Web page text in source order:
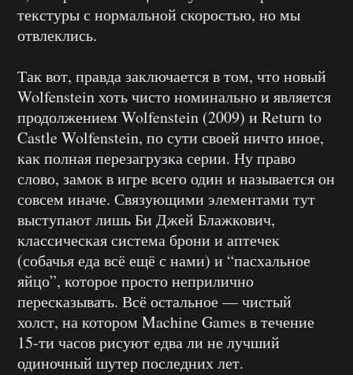
текстуры с нормальной скоростью, но мы
отвлеклись.
Так вот, правда заключается в том, что новый
Wolfenstein хоть чисто номинально и является
продолжением Wolfenstein (2009) и Return to
Castle Wolfenstein, по сути своей ничто иное,
как полная перезагрузка серии. Ну право
слово, замок в игре всего один и называется он
совсем иначе. Связующими элементами тут
выступают лишь Би Джей Блажкович,
классическая система брони и аптечек
(собачья еда всё ещё с нами) и “пасхальное
яйцо”, которое просто неприлично
пересказывать. Всё остальное — чистый
холст, на котором Machine Games в течение
15-ти часов рисуют едва ли не лучший
одиночный шутер последних лет.